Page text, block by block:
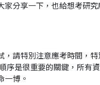
分享一下，也給想考研
請特別注意應考時間，
序是很重要的關鍵，所有
一博。